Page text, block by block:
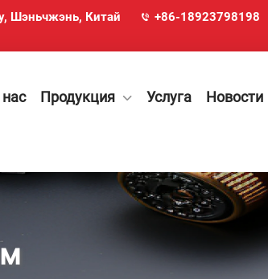
Шэньчжэнь, Китай +86-18923798198
Продукция Услуга Новости